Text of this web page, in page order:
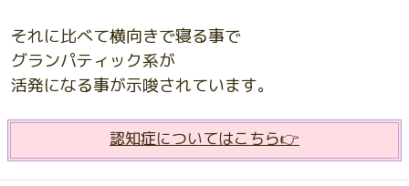
それに比べて横向きで寝る事で
グランパティック系が
活発になる事が示唆されています。
認知症についてはこちら👉